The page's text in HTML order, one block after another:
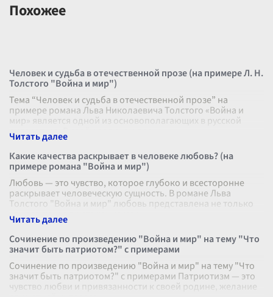
Похожее
Человек и судьба в отечественной прозе (на примере Л. Н.
Толстого "Война и мир")
Тема “Человек и судьба в отечественной прозе” на
примере романа Льва Николаевича Толстого «Война и
мир» является одной из основополагающих в русской
литературе. В своём великом про
Какие качества раскрывает в человеке любовь? (на
примере романа "Война и мир")
Любовь — это чувство, которое глубоко и всесторонне
раскрывает человеческую сущность. В романе Льва
Толстого "Война и мир" любовь представлена не только
как взаимное притяжение меж
Сочинение по произведению "Война и мир" на тему "Что
значит быть патриотом?" с примерами
Сочинение по произведению "Война и мир" на тему "Что
значит быть патриотом?" с примерами Патриотизм — это
чувство любви и привязанности к своей родине, желание